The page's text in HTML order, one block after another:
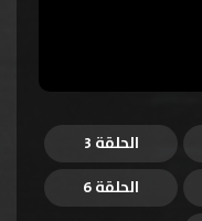
الحلقة 3
الحلقة 6